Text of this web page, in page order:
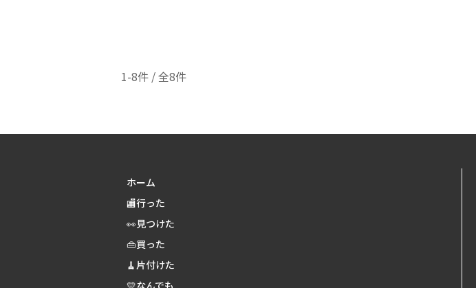
1-8件 / 全8件
ホーム
🏬行った
👀見つけた
👜買った
🧹片付けた
💛なんでも